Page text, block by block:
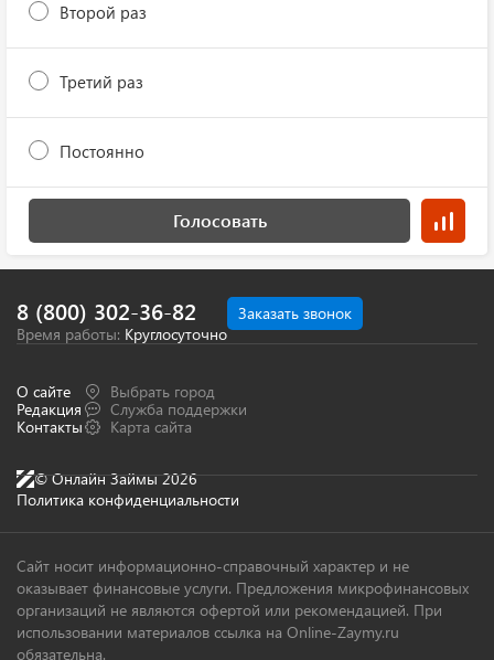
Второй раз
Третий раз
Постоянно
Голосовать
© Онлайн Займы 2026
Политика конфиденциальности
О сайте
Редакция
Контакты
Выбрать город
Служба поддержки
Карта сайта
Заказать звонок
8 (800) 302-36-82
Время работы: Круглосуточно
Сайт носит информационно-справочный характер и не
оказывает финансовые услуги. Предложения микрофинансовых
организаций не являются офертой или рекомендацией. При
использовании материалов ссылка на Online-Zaymy.ru
обязательна.